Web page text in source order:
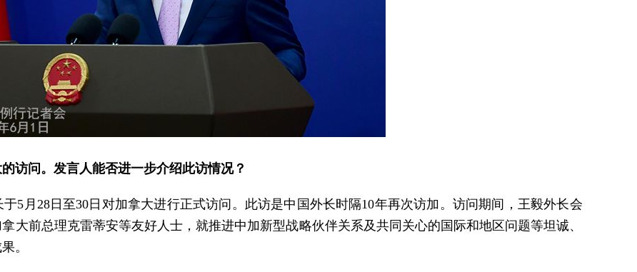
访问。发言人能否进一步介绍此访情况？
5月28日至30日对加拿大进行正式访问。此访是中国外长时隔10年再次访加。访问期间，王毅外长会
大前总理克雷蒂安等友好人士，就推进中加新型战略伙伴关系及共同关心的国际和地区问题等坦诚、
。